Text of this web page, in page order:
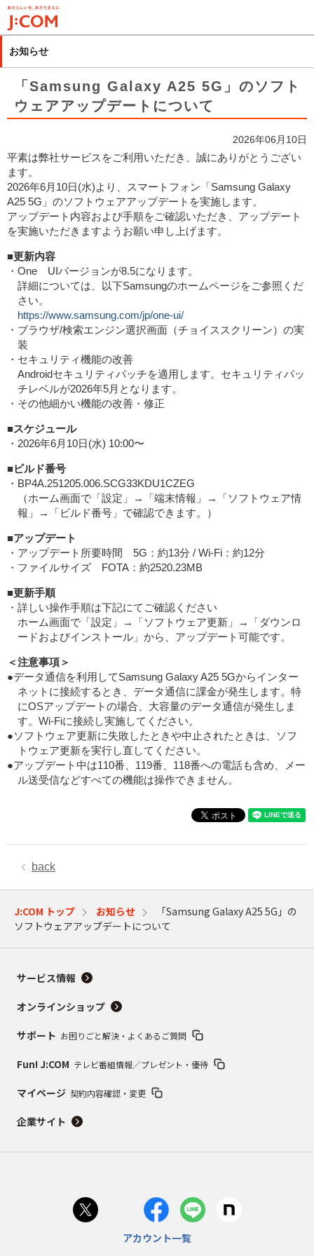
メ
イ
コ
移
動
お知らせ
「Samsung Galaxy A25 5G」のソフト
ウェアアップデートについて
2026年06月10日
平素は弊社サービスをご利用いただき、誠にありがとうござい
ます。
2026年6月10日(水)より、スマートフォン「Samsung Galaxy
A25 5G」のソフトウェアアップデートを実施します。
アップデート内容および手順をご確認いただき、アップデート
を実施いただきますようお願い申し上げます。
■更新内容
・One UIバージョンが8.5になります。
詳細については、以下Samsungのホームページをご参照くだ
さい。
https://www.samsung.com/jp/one-ui/
・ブラウザ/検索エンジン選択画面（チョイススクリーン）の実
装
・セキュリティ機能の改善
Androidセキュリティパッチを適用します。セキュリティパッ
チレベルが2026年5月となります。
・その他細かい機能の改善・修正
■スケジュール
・2026年6月10日(水) 10:00〜
■ビルド番号
・BP4A.251205.006.SCG33KDU1CZEG
（ホーム画面で「設定」→「端末情報」→「ソフトウェア情
報」→「ビルド番号」で確認できます。）
■アップデート
・アップデート所要時間 5G：約13分 / Wi-Fi：約12分
・ファイルサイズ FOTA：約2520.23MB
■更新手順
・詳しい操作手順は下記にてご確認ください
ホーム画面で「設定」→「ソフトウェア更新」→「ダウンロ
ードおよびインストール」から、アップデート可能です。
＜注意事項＞
●データ通信を利用してSamsung Galaxy A25 5Gからインター
ネットに接続するとき、データ通信に課金が発生します。特
にOSアップデートの場合、大容量のデータ通信が発生しま
す。Wi-Fiに接続し実施してください。
●ソフトウェア更新に失敗したときや中止されたときは、ソフ
トウェア更新を実行し直してください。
●アップデート中は110番、119番、118番への電話も含め、メー
ル送受信などすべての機能は操作できません。
back
J:COM トップ お知らせ
「Samsung Galaxy A25 5G」の
ソフトウェアアップデートについて
サービス情報
オンラインショップ
サポート お困りごと解決・よくあるご質問
Fun! J:COM テレビ番組情報／プレゼント・優待
マイページ 契約内容確認・変更
企業サイト
アカウント一覧